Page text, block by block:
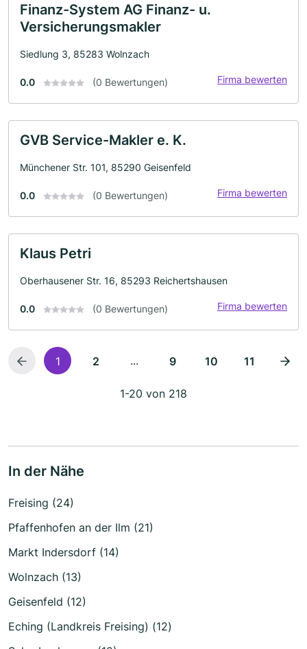
Finanz-System AG Finanz- u.
Versicherungsmakler
Siedlung 3, 85283 Wolnzach
0.0 (0 Bewertungen) Firma bewerten
GVB Service-Makler e. K.
Münchener Str. 101, 85290 Geisenfeld
0.0 (0 Bewertungen) Firma bewerten
Klaus Petri
Oberhausener Str. 16, 85293 Reichertshausen
0.0 (0 Bewertungen) Firma bewerten
1 2 ... 9 10 11
1-20 von 218
In der Nähe
Freising (24)
Pfaffenhofen an der Ilm (21)
Markt Indersdorf (14)
Wolnzach (13)
Geisenfeld (12)
Eching (Landkreis Freising) (12)